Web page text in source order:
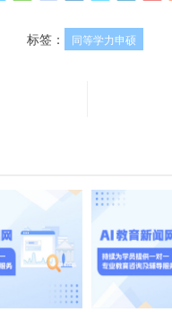
标签： 同等学力申硕